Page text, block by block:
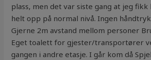
plass, men det var siste gang at jeg
helt opp på normal nivå. Ingen
Gjerne 2m avstand mellom personer
Eget toalett for gjester/transportører
gangen i andre etasje. I går kom då